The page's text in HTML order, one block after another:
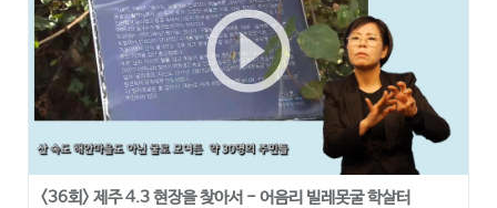
play_circle_outline
<36회> 제주 4.3 현장을 찾아서 - 어음리 빌레못굴 학살터